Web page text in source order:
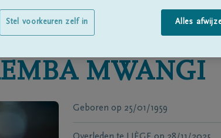
MWANGI
Geboren op 25/01/1959
Alles
Stel voorkeuren zelf in